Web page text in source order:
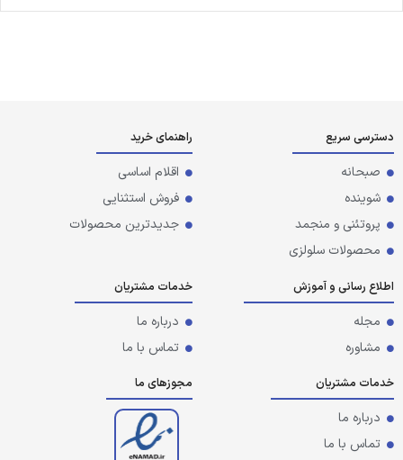
دسترسی سریع
صبحانه
شوینده
پروتئنی و منجمد
محصولات سلولزی
راهنمای خرید
اقلام اساسی
فروش استثنایی
جدیدترین محصولات
اطلاع رسانی و آموزش
مجله
مشاوره
خدمات مشتریان
درباره ما
تماس با ما
خدمات مشتریان
درباره ما
تماس با ما
مجوزهای ما